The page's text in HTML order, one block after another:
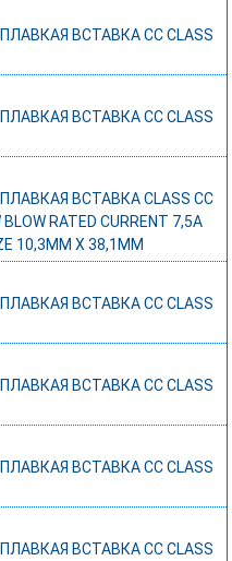
ВСТАВКА СС CLASS
ВСТАВКА СС CLASS
ВСТАВКА CLASS CC
RATED CURRENT 7,5A
10,3MM X 38,1MM
ВСТАВКА СС CLASS
ВСТАВКА СС CLASS
ВСТАВКА СС CLASS
ВСТАВКА СС CLASS